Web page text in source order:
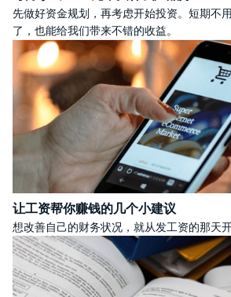
先做好资金规划，再考虑开始投资。短期不
了，也能给我们带来不错的收益。
让工资帮你赚钱的几个小建议
想改善自己的财务状况，就从发工资的那天